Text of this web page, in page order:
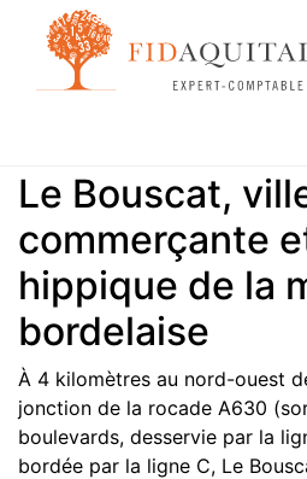
Cabinet
comptable
Le Bouscat,
commerçante
hippique de la
bordelaise
À 4 kilomètres au nord-ouest
jonction de la rocade A630
boulevards, desservie par la
bordée par la ligne C, Le